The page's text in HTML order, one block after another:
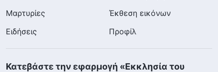
Μαρτυρίες
Έκθεση εικόνων
Ειδήσεις
Προφίλ
Κατεβάστε την εφαρμογή «Εκκλησία του